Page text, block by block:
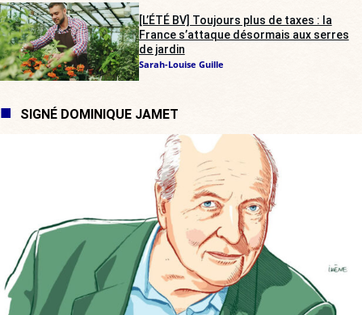
[L’ÉTÉ BV] Toujours plus de taxes : la
France s’attaque désormais aux serres
de jardin
Sarah-Louise Guille
SIGNÉ DOMINIQUE JAMET